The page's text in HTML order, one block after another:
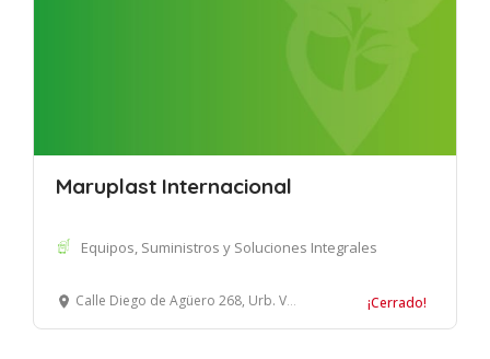
Maruplast Internacional
Equipos, Suministros y Soluciones Integrales
Calle Diego de Agüero 268, Urb. Valle Hermoso, Santiago de Surco, Lima ¡Cerrado!